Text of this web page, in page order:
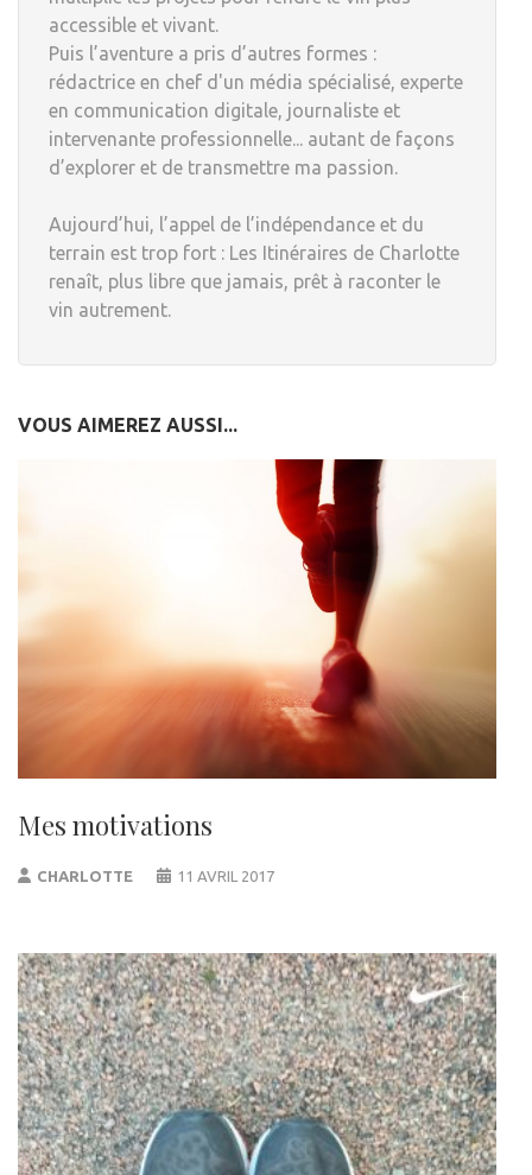
accessible et vivant.
Puis l’aventure a pris d’autres formes :
rédactrice en chef d'un média spécialisé, experte
en communication digitale, journaliste et
intervenante professionnelle... autant de façons
d’explorer et de transmettre ma passion.
Aujourd’hui, l’appel de l’indépendance et du
terrain est trop fort : Les Itinéraires de Charlotte
renaît, plus libre que jamais, prêt à raconter le
vin autrement.
VOUS AIMEREZ AUSSI...
Mes motivations
CHARLOTTE 11 AVRIL 2017